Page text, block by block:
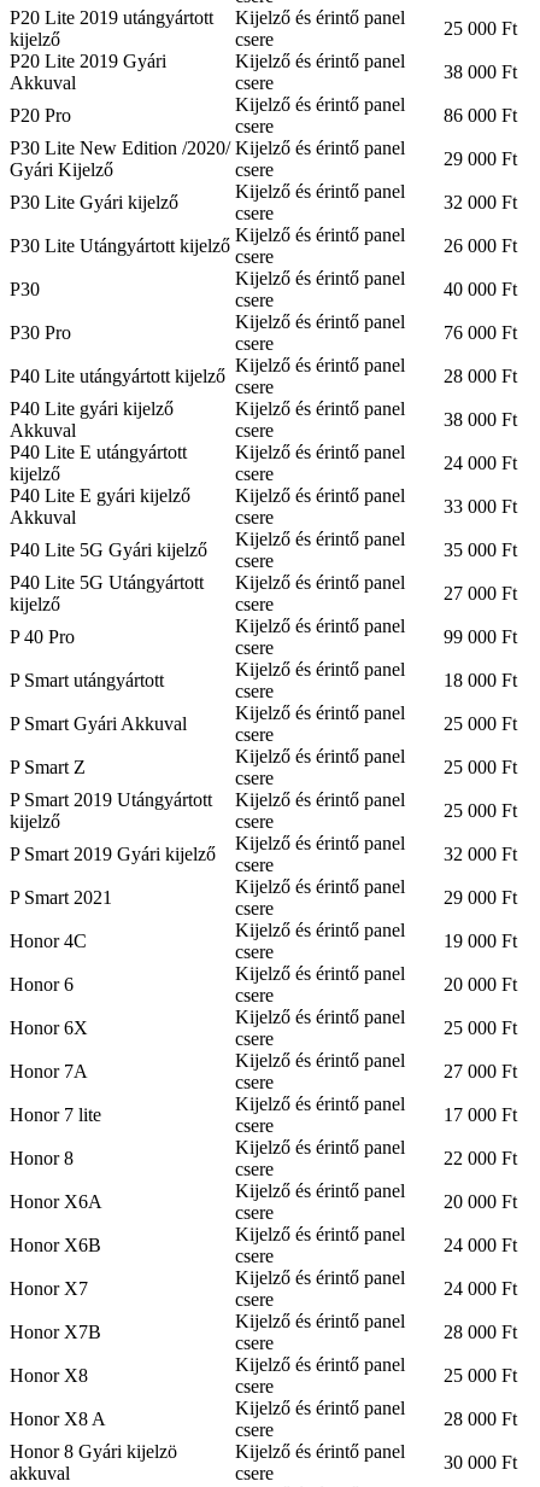
P20 Lite 2019 utángyártott
kijelző
Kijelző és érintő panel
csere
25 000 Ft
P20 Lite 2019 Gyári
Akkuval
Kijelző és érintő panel
csere
38 000 Ft
P20 Pro
Kijelző és érintő panel
csere
86 000 Ft
P30 Lite New Edition /2020/
Gyári Kijelző
Kijelző és érintő panel
csere
29 000 Ft
P30 Lite Gyári kijelző
Kijelző és érintő panel
csere
32 000 Ft
P30 Lite Utángyártott kijelző
Kijelző és érintő panel
csere
26 000 Ft
P30
Kijelző és érintő panel
csere
40 000 Ft
P30 Pro
Kijelző és érintő panel
csere
76 000 Ft
P40 Lite utángyártott kijelző
Kijelző és érintő panel
csere
28 000 Ft
P40 Lite gyári kijelző
Akkuval
Kijelző és érintő panel
csere
38 000 Ft
P40 Lite E utángyártott
kijelző
Kijelző és érintő panel
csere
24 000 Ft
P40 Lite E gyári kijelző
Akkuval
Kijelző és érintő panel
csere
33 000 Ft
P40 Lite 5G Gyári kijelző
Kijelző és érintő panel
csere
35 000 Ft
P40 Lite 5G Utángyártott
kijelző
Kijelző és érintő panel
csere
27 000 Ft
P 40 Pro
Kijelző és érintő panel
csere
99 000 Ft
P Smart utángyártott
Kijelző és érintő panel
csere
18 000 Ft
P Smart Gyári Akkuval
Kijelző és érintő panel
csere
25 000 Ft
P Smart Z
Kijelző és érintő panel
csere
25 000 Ft
P Smart 2019 Utángyártott
kijelző
Kijelző és érintő panel
csere
25 000 Ft
P Smart 2019 Gyári kijelző
Kijelző és érintő panel
csere
32 000 Ft
P Smart 2021
Kijelző és érintő panel
csere
29 000 Ft
Honor 4C
Kijelző és érintő panel
csere
19 000 Ft
Honor 6
Kijelző és érintő panel
csere
20 000 Ft
Honor 6X
Kijelző és érintő panel
csere
25 000 Ft
Honor 7A
Kijelző és érintő panel
csere
27 000 Ft
Honor 7 lite
Kijelző és érintő panel
csere
17 000 Ft
Honor 8
Kijelző és érintő panel
csere
22 000 Ft
Honor X6A
Kijelző és érintő panel
csere
20 000 Ft
Honor X6B
Kijelző és érintő panel
csere
24 000 Ft
Honor X7
Kijelző és érintő panel
csere
24 000 Ft
Honor X7B
Kijelző és érintő panel
csere
28 000 Ft
Honor X8
Kijelző és érintő panel
csere
25 000 Ft
Honor X8 A
Kijelző és érintő panel
csere
28 000 Ft
Honor 8 Gyári kijelzö
akkuval
Kijelző és érintő panel
csere
30 000 Ft